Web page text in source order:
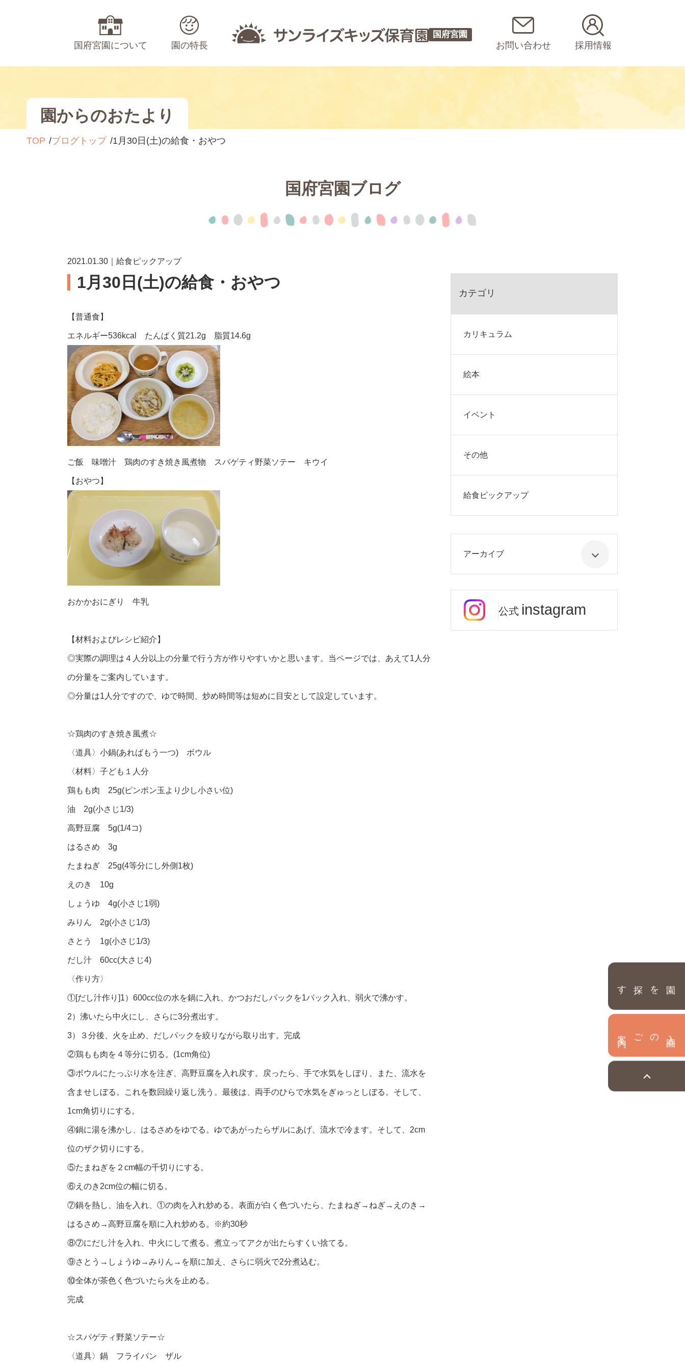
国府宮園について 園の特長
国府宮園
お問い合わせ 採用情報
園を探す
園からのおたより
TOP ブログトップ 1月30日(土)の給食・おやつ
国府宮園ブログ
2021.01.30｜給食ピックアップ
1月30日(土)の給食・おやつ
【普通食】
エネルギー536kcal たんぱく質21.2g 脂質14.6g
ご飯 味噌汁 鶏肉のすき焼き風煮物 スパゲティ野菜ソテー キウイ
【おやつ】
おかかおにぎり 牛乳
【材料およびレシピ紹介】
◎実際の調理は４人分以上の分量で行う方が作りやすいかと思います。当ページでは、あえて1人分
の分量をご案内しています。
◎分量は1人分ですので、ゆで時間、炒め時間等は短めに目安として設定しています。
☆鶏肉のすき焼き風煮☆
〈道具〉小鍋(あればもう一つ) ボウル
〈材料〉子ども１人分
鶏もも肉 25g(ピンポン玉より少し小さい位)
油 2g(小さじ1/3)
高野豆腐 5g(1/4コ)
はるさめ 3g
たまねぎ 25g(4等分にし外側1枚)
えのき 10g
しょうゆ 4g(小さじ1弱)
みりん 2g(小さじ1/3)
さとう 1g(小さじ1/3)
だし汁 60cc(大さじ4)
〈作り方〉
①[だし汁作り]1）600cc位の水を鍋に入れ、かつおだしパックを1パック入れ、弱火で沸かす。
2）沸いたら中火にし、さらに3分煮出す。
3）３分後、火を止め、だしパックを絞りながら取り出す。完成
②鶏もも肉を４等分に切る。(1cm角位)
③ボウルにたっぷり水を注ぎ、高野豆腐を入れ戻す。戻ったら、手で水気をしぼり、また、流水を
含ませしぼる。これを数回繰り返し洗う。最後は、両手のひらで水気をぎゅっとしぼる。そして、
1cm角切りにする。
④鍋に湯を沸かし、はるさめをゆでる。ゆであがったらザルにあげ、流水で冷ます。そして、2cm
位のザク切りにする。
⑤たまねぎを２cm幅の千切りにする。
⑥えのき2cm位の幅に切る。
⑦鍋を熱し、油を入れ、①の肉を入れ炒める。表面が白く色づいたら、たまねぎ→ねぎ→えのき→
はるさめ→高野豆腐を順に入れ炒める。※約30秒
⑧⑦にだし汁を入れ、中火にして煮る。煮立ってアクが出たらすくい捨てる。
⑨さとう→しょうゆ→みりん→を順に加え、さらに弱火で2分煮込む。
⑩全体が茶色く色づいたら火を止める。
完成
☆スパゲティ野菜ソテー☆
〈道具〉鍋 フライパン ザル
カテゴリ
カリキュラム
絵本
イベント
その他
給食ピックアップ
アーカイブ
公式 instagram